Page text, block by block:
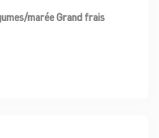
marée Grand frais